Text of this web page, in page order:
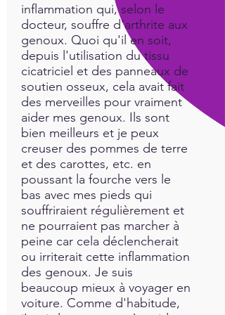
inflammation qui, selon le
docteur, souffre d'arthrite aux
genoux. Quoi qu'il en soit,
depuis l'utilisation du tissu
cicatriciel et des panneaux de
soutien osseux, cela avait fait
des merveilles pour vraiment
aider mes genoux. Ils sont
bien meilleurs et je peux
creuser des pommes de terre
et des carottes, etc. en
poussant la fourche vers le
bas avec mes pieds qui
souffriraient régulièrement et
ne pourraient pas marcher à
peine car cela déclencherait
ou irriterait cette inflammation
des genoux. Je suis
beaucoup mieux à voyager en
voiture. Comme d'habitude,